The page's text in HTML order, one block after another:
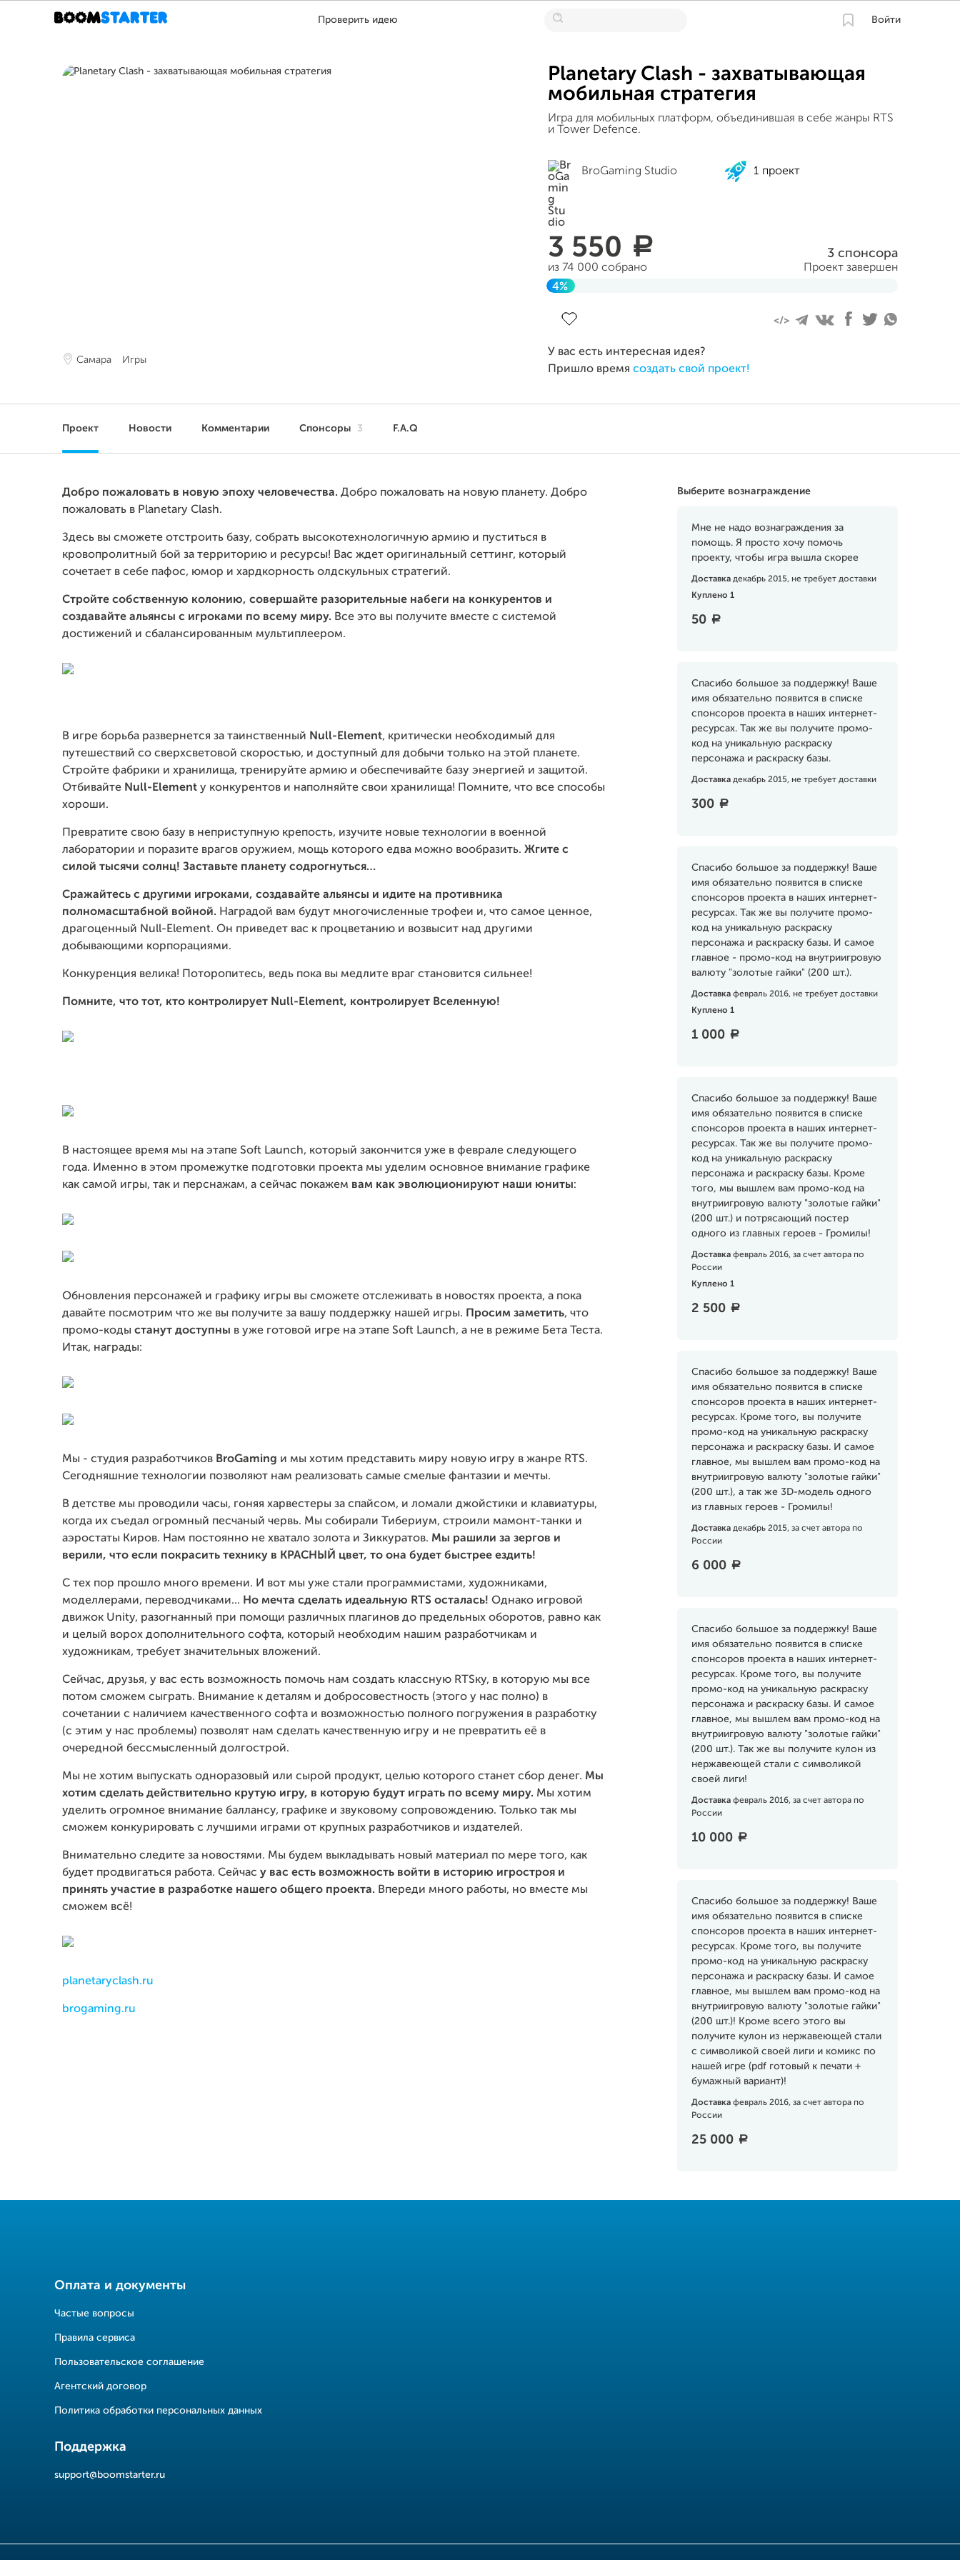
Проверить идею Войти
Самара Игры
Planetary Clash - захватывающая
мобильная стратегия
Игра для мобильных платформ, объединившая в себе жанры RTS
и Tower Defence.
BroGaming Studio 1 проект
3 550 a
из 74 000 собрано
3 спонсора
Проект завершен
4%
У вас есть интересная идея?
Пришло время создать свой проект!
Проект Новости Комментарии Спонсоры 3 F.A.Q
Выберите вознаграждение
Мне не надо вознаграждения за
помощь. Я просто хочу помочь
проекту, чтобы игра вышла скорее
Доставка декабрь 2015, не требует доставки
Куплено 1
50 a
Спасибо большое за поддержку! Ваше
имя обязательно появится в списке
спонсоров проекта в наших интернет-
ресурсах. Так же вы получите промо-
код на уникальную раскраску
персонажа и раскраску базы.
Доставка декабрь 2015, не требует доставки
300 a
Спасибо большое за поддержку! Ваше
имя обязательно появится в списке
спонсоров проекта в наших интернет-
ресурсах. Так же вы получите промо-
код на уникальную раскраску
персонажа и раскраску базы. И самое
главное - промо-код на внутриигровую
валюту "золотые гайки" (200 шт.).
Доставка февраль 2016, не требует доставки
Куплено 1
1 000 a
Спасибо большое за поддержку! Ваше
имя обязательно появится в списке
спонсоров проекта в наших интернет-
ресурсах. Так же вы получите промо-
код на уникальную раскраску
персонажа и раскраску базы. Кроме
того, мы вышлем вам промо-код на
внутриигровую валюту "золотые гайки"
(200 шт.) и потрясающий постер
одного из главных героев - Громилы!
Доставка февраль 2016, за счет автора по
России
Куплено 1
2 500 a
Спасибо большое за поддержку! Ваше
имя обязательно появится в списке
спонсоров проекта в наших интернет-
ресурсах. Кроме того, вы получите
промо-код на уникальную раскраску
персонажа и раскраску базы. И самое
главное, мы вышлем вам промо-код на
внутриигровую валюту "золотые гайки"
(200 шт.), а так же 3D-модель одного
из главных героев - Громилы!
Доставка декабрь 2015, за счет автора по
России
6 000 a
Спасибо большое за поддержку! Ваше
имя обязательно появится в списке
спонсоров проекта в наших интернет-
ресурсах. Кроме того, вы получите
промо-код на уникальную раскраску
персонажа и раскраску базы. И самое
главное, мы вышлем вам промо-код на
внутриигровую валюту "золотые гайки"
(200 шт.). Так же вы получите кулон из
нержавеющей стали с символикой
своей лиги!
Доставка февраль 2016, за счет автора по
России
10 000 a
Спасибо большое за поддержку! Ваше
имя обязательно появится в списке
спонсоров проекта в наших интернет-
ресурсах. Кроме того, вы получите
промо-код на уникальную раскраску
персонажа и раскраску базы. И самое
главное, мы вышлем вам промо-код на
внутриигровую валюту "золотые гайки"
(200 шт.)! Кроме всего этого вы
получите кулон из нержавеющей стали
с символикой своей лиги и комикс по
нашей игре (pdf готовый к печати +
бумажный вариант)!
Доставка февраль 2016, за счет автора по
России
25 000 a
Добро пожаловать в новую эпоху человечества. Добро пожаловать на новую планету. Добро
пожаловать в Planetary Clash.
Здесь вы сможете отстроить базу, собрать высокотехнологичную армию и пуститься в
кровопролитный бой за территорию и ресурсы! Вас ждет оригинальный сеттинг, который
сочетает в себе пафос, юмор и хардкорность олдскульных стратегий.
Стройте собственную колонию, совершайте разорительные набеги на конкурентов и
создавайте альянсы с игроками по всему миру. Все это вы получите вместе с системой
достижений и сбалансированным мультиплеером.
В игре борьба развернется за таинственный Null-Element, критически необходимый для
путешествий со сверхсветовой скоростью, и доступный для добычи только на этой планете.
Стройте фабрики и хранилища, тренируйте армию и обеспечивайте базу энергией и защитой.
Отбивайте Null-Element у конкурентов и наполняйте свои хранилища! Помните, что все способы
хороши.
Превратите свою базу в неприступную крепость, изучите новые технологии в военной
лаборатории и поразите врагов оружием, мощь которого едва можно вообразить. Жгите с
силой тысячи солнц! Заставьте планету содрогнуться…
Сражайтесь с другими игроками, создавайте альянсы и идите на противника
полномасштабной войной. Наградой вам будут многочисленные трофеи и, что самое ценное,
драгоценный Null-Element. Он приведет вас к процветанию и возвысит над другими
добывающими корпорациями.
Конкуренция велика! Поторопитесь, ведь пока вы медлите враг становится сильнее!
Помните, что тот, кто контролирует Null-Element, контролирует Вселенную!
В настоящее время мы на этапе Soft Launch, который закончится уже в феврале следующего
года. Именно в этом промежутке подготовки проекта мы уделим основное внимание графике
как самой игры, так и перснажам, а сейчас покажем вам как эволюционируют наши юниты:
Обновления персонажей и графику игры вы сможете отслеживать в новостях проекта, а пока
давайте посмотрим что же вы получите за вашу поддержку нашей игры. Просим заметить, что
промо-коды станут доступны в уже готовой игре на этапе Soft Launch, а не в режиме Бета Теста.
Итак, награды:
Мы - студия разработчиков BroGaming и мы хотим представить миру новую игру в жанре RTS.
Сегодняшние технологии позволяют нам реализовать самые смелые фантазии и мечты.
В детстве мы проводили часы, гоняя харвестеры за спайсом, и ломали джойстики и клавиатуры,
когда их съедал огромный песчаный червь. Мы собирали Тибериум, строили мамонт-танки и
аэростаты Киров. Нам постоянно не хватало золота и Зиккуратов. Мы рашили за зергов и
верили, что если покрасить технику в КРАСНЫЙ цвет, то она будет быстрее ездить!
С тех пор прошло много времени. И вот мы уже стали программистами, художниками,
моделлерами, переводчиками... Но мечта сделать идеальную RTS осталась! Однако игровой
движок Unity, разогнанный при помощи различных плагинов до предельных оборотов, равно как
и целый ворох дополнительного софта, который необходим нашим разработчикам и
художникам, требует значительных вложений.
Сейчас, друзья, у вас есть возможность помочь нам создать классную RTSку, в которую мы все
потом сможем сыграть. Внимание к деталям и добросовестность (этого у нас полно) в
сочетании с наличием качественного софта и возможностью полного погружения в разработку
(с этим у нас проблемы) позволят нам сделать качественную игру и не превратить её в
очередной бессмысленный долгострой.
Мы не хотим выпускать одноразовый или сырой продукт, целью которого станет сбор денег. Мы
хотим сделать действительно крутую игру, в которую будут играть по всему миру. Мы хотим
уделить огромное внимание баллансу, графике и звуковому сопровождению. Только так мы
сможем конкурировать с лучшими играми от крупных разработчиков и издателей.
Внимательно следите за новостями. Мы будем выкладывать новый материал по мере того, как
будет продвигаться работа. Сейчас у вас есть возможность войти в историю игростроя и
принять участие в разработке нашего общего проекта. Впереди много работы, но вместе мы
сможем всё!
planetaryclash.ru
brogaming.ru
Оплата и документы
Частые вопросы
Правила сервиса
Пользовательское соглашение
Агентский договор
Политика обработки персональных данных
Поддержка
support@boomstarter.ru